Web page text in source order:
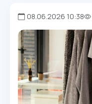
08.06.2026 10:38